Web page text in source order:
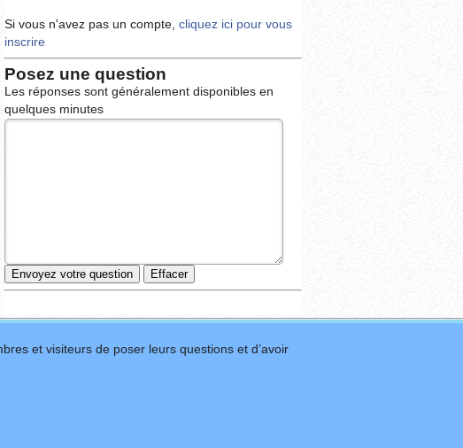
Si vous n'avez pas un compte, cliquez ici pour vous
inscrire
Posez une question
Les réponses sont généralement disponibles en
quelques minutes
et visiteurs de poser leurs questions et d’avoir